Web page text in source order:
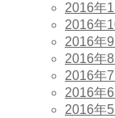
2016年
2016年
2016年9
2016年8
2016年7
2016年6
2016年5